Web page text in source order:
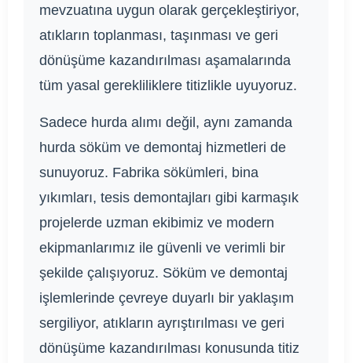
mevzuatına uygun olarak gerçekleştiriyor,
atıkların toplanması, taşınması ve geri
dönüşüme kazandırılması aşamalarında
tüm yasal gerekliliklere titizlikle uyuyoruz.
Sadece hurda alımı değil, aynı zamanda
hurda söküm ve demontaj hizmetleri de
sunuyoruz. Fabrika sökümleri, bina
yıkımları, tesis demontajları gibi karmaşık
projelerde uzman ekibimiz ve modern
ekipmanlarımız ile güvenli ve verimli bir
şekilde çalışıyoruz. Söküm ve demontaj
işlemlerinde çevreye duyarlı bir yaklaşım
sergiliyor, atıkların ayrıştırılması ve geri
dönüşüme kazandırılması konusunda titiz